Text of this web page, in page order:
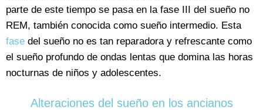
parte de este tiempo se pasa en la fase III del sueño no
REM, también conocida como sueño intermedio. Esta
fase del sueño no es tan reparadora y refrescante como
el sueño profundo de ondas lentas que domina las horas
nocturnas de niños y adolescentes.
Alteraciones del sueño en los ancianos